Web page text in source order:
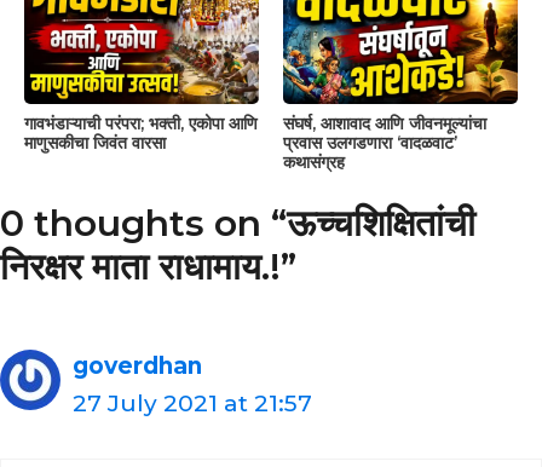
गावभंडाऱ्याची परंपरा; भक्ती, एकोपा आणि
माणुसकीचा जिवंत वारसा
संघर्ष, आशावाद आणि जीवनमूल्यांचा
प्रवास उलगडणारा ‘वादळवाट’
कथासंग्रह
0 thoughts on “ऊच्चशिक्षितांची
निरक्षर माता राधामाय.!”
goverdhan
27 July 2021 at 21:57